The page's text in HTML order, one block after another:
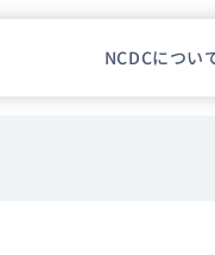
NCDCについ